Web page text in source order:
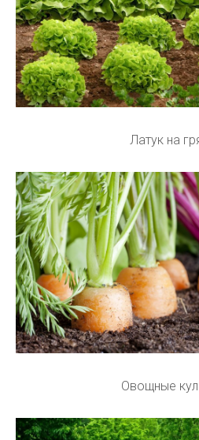
Латук на
Овощные